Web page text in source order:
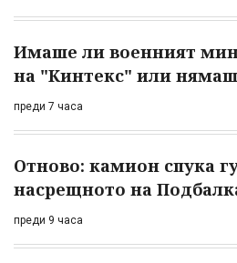
Имаше ли военният
на "Кинтекс" или
преди 7 часа
Отново: камион спука
насрещното на
преди 9 часа